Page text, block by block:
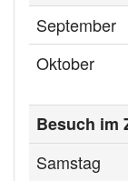
September
Oktober
Besuch im
Samstag